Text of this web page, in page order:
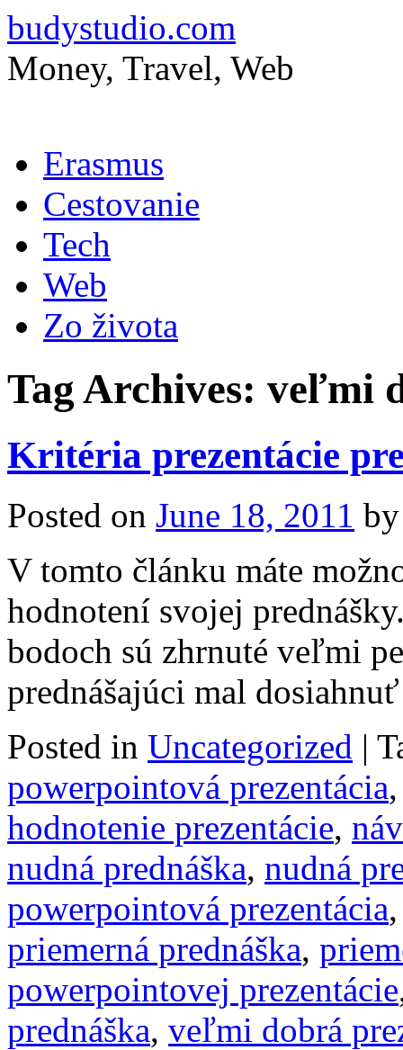
budystudio.com
Money, Travel, Web
to
contentErasmus
Cestovanie
Tech
Web
Zo života
Tag Archives: veľmi
Kritéria prezentácie
Posted on June 18, 2011 by
V tomto článku máte
hodnotení svojej
bodoch sú zhrnuté veľmi
prednášajúci mal
Posted in Uncategorized |
powerpointová prezentácia
hodnotenie prezentácie,
nudná prednáška, nudná
powerpointová prezentácia
priemerná prednáška,
powerpointovej prezentácie
prednáška, veľmi dobrá